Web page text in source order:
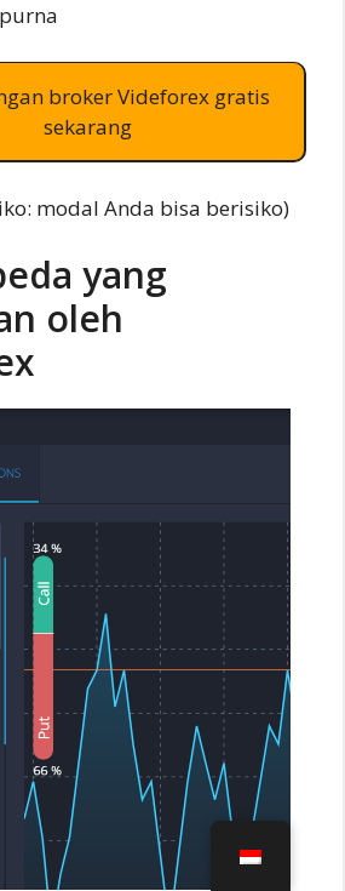
broker Videforex gratis
sekarang
modal Anda bisa berisiko)
yang
oleh